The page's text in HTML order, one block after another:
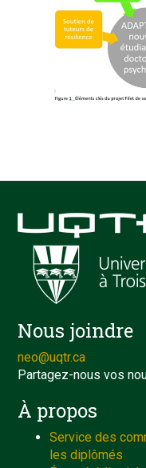
Nous joindre
neo@uqtr.ca
Partagez-nous vos
À propos
Service des
les diplômés